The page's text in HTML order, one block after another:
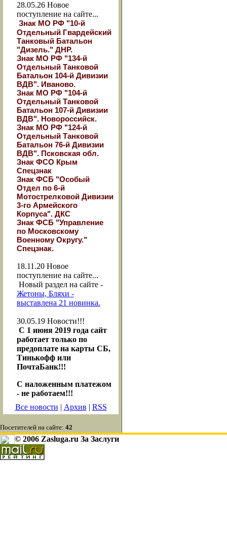
28.05.26 Новое
поступление на сайте...
Знак МО РФ "10-й
Отдельный Гвардейский
Танковый Батальон
"Дизель." ДНР.
Знак МО РФ "134-й
Отдельный Танковой
Батальон 104-й Дивизии
ВДВ". Иваново.
Знак МО РФ "104-й
Отдельный Танковой
Батальон 107-й Дивизии
ВДВ". Новороссийск.
Знак МО РФ "124-й
Отдельный Танковой
Батальон 76-й Дивизии
ВДВ". Псковская обл.
Знак ФСО Крым
Спецзнак
Знак ФСБ "Особый
Отдел по 6-й
Мотострелковой Дивизии
3-го Армейского
Корпуса". ДКС
Знак ФСБ "Управление
по Московскому
Военному Округу."
Спецзнак.
18.11.20 Новое
поступление на сайте...
Новый раздел на сайте -
Жетоны, Бляхи -
выставлена 21 новинка.
30.05.19 Новости!!!
С 1 июня 2019 года сайт
работает только по
предоплате на карты СБ,
Тинькофф или
ПочтаБанк!!!
С наложенным платежом
- не работаем!!!
Все новости | Архив | RSS
Посетителей на сайте: 42
© 2006 Zasluga.ru За Заслуги